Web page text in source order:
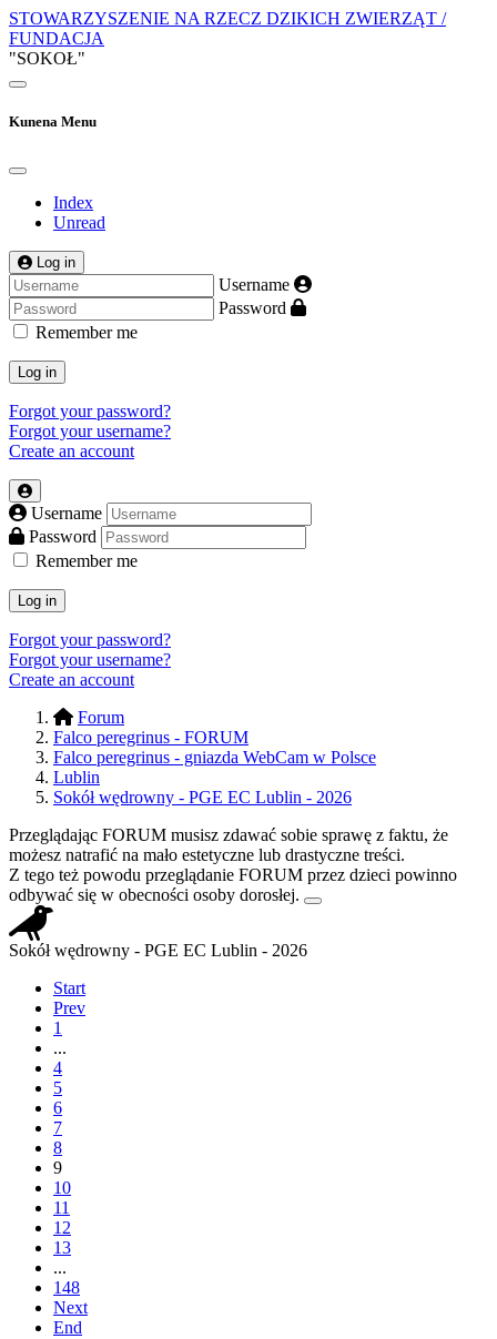
STOWARZYSZENIE NA RZECZ DZIKICH ZWIERZĄT /
FUNDACJA
"SOKOŁ"
Kunena Menu
Index
Unread
Log in
Username
Password
Remember me
Log in
Forgot your password?
Forgot your username?
Create an account
Username
Password
Remember me
Log in
Forgot your password?
Forgot your username?
Create an account
Forum
Falco peregrinus - FORUM
Falco peregrinus - gniazda WebCam w Polsce
Lublin
Sokół wędrowny - PGE EC Lublin - 2026
Przeglądając FORUM musisz zdawać sobie sprawę z faktu, że
możesz natrafić na mało estetyczne lub drastyczne treści.
Z tego też powodu przeglądanie FORUM przez dzieci powinno
odbywać się w obecności osoby dorosłej.
Sokół wędrowny - PGE EC Lublin - 2026
Start
Prev
1
...
4
5
6
7
8
9
10
11
12
13
...
148
Next
End